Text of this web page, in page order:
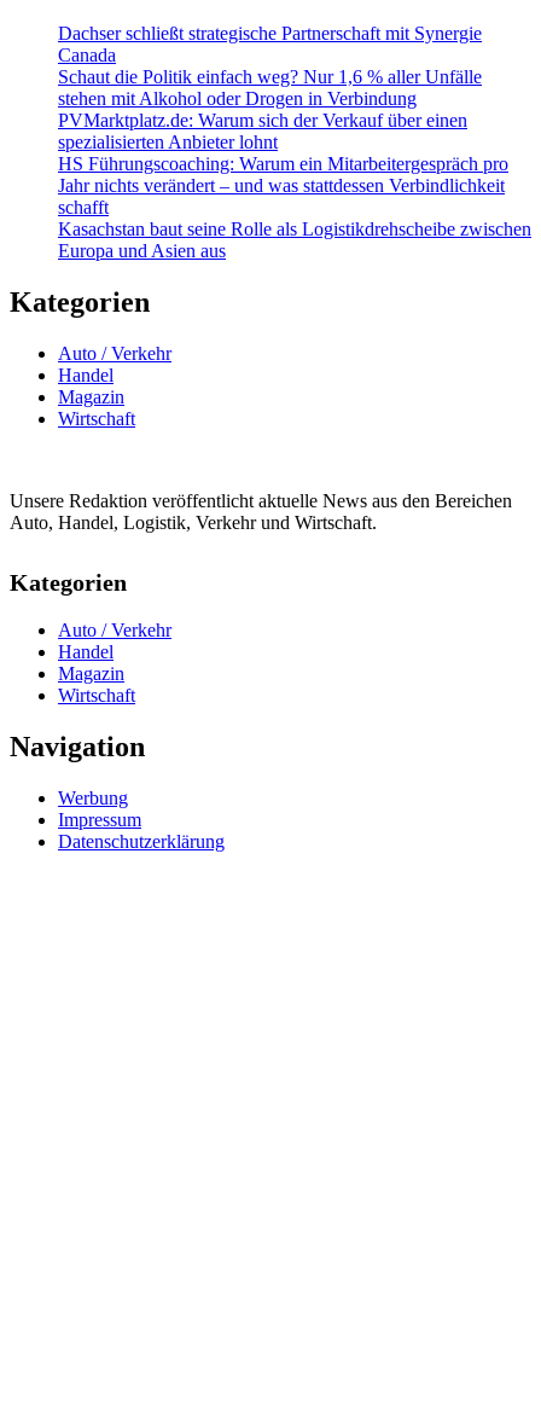
Dachser schließt strategische Partnerschaft mit Synergie
Canada
Schaut die Politik einfach weg? Nur 1,6 % aller Unfälle
stehen mit Alkohol oder Drogen in Verbindung
PVMarktplatz.de: Warum sich der Verkauf über einen
spezialisierten Anbieter lohnt
HS Führungscoaching: Warum ein Mitarbeitergespräch pro
Jahr nichts verändert – und was stattdessen Verbindlichkeit
schafft
Kasachstan baut seine Rolle als Logistikdrehscheibe zwischen
Europa und Asien aus
Kategorien
Auto / Verkehr
Handel
Magazin
Wirtschaft
Unsere Redaktion veröffentlicht aktuelle News aus den Bereichen
Auto, Handel, Logistik, Verkehr und Wirtschaft.
Kategorien
Auto / Verkehr
Handel
Magazin
Wirtschaft
Navigation
Werbung
Impressum
Datenschutzerklärung